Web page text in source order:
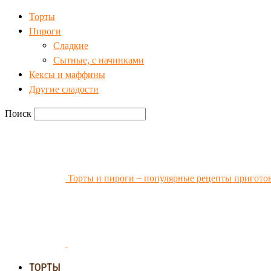
Торты
Пироги
Сладкие
Сытные, с начинками
Кексы и маффины
Другие сладости
Поиск
Торты и пироги – популярные рецепты
ТОРТЫ